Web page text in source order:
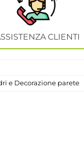
CLIENTI
e Decorazione parete